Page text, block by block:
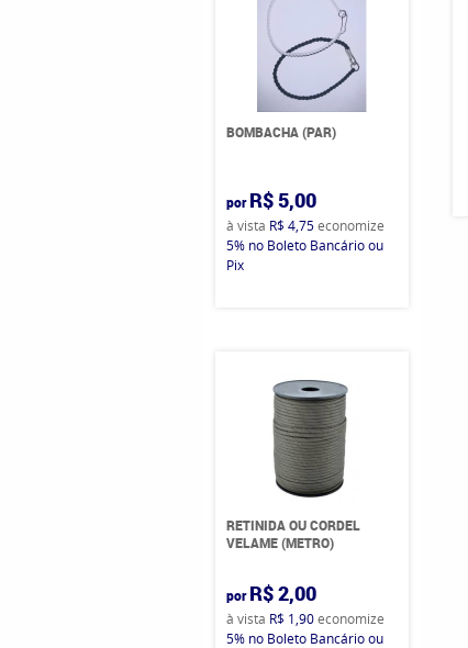
BOMBACHA (PAR)
por R$ 5,00
à vista R$ 4,75economize
5% no Boleto Bancário ou
Pix
RETINIDA OU CORDEL
VELAME (METRO)
por R$ 2,00
à vista R$ 1,90economize
5% no Boleto Bancário ou